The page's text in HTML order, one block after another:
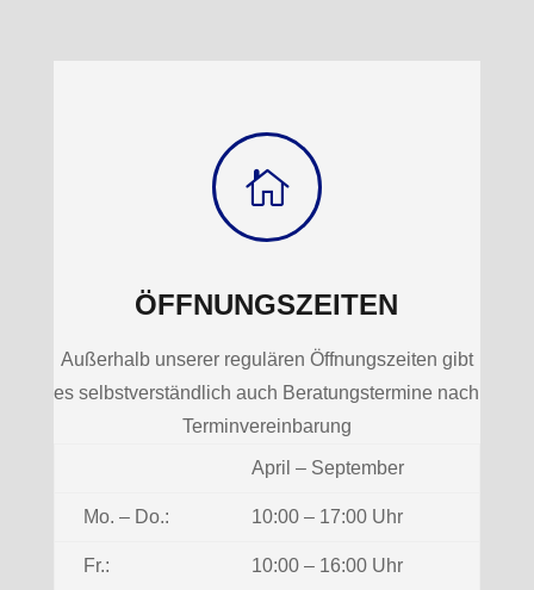

ÖFFNUNGSZEITEN
Außerhalb unserer regulären Öffnungszeiten gibt
es selbstverständlich auch Beratungstermine nach
Terminvereinbarung
April – September
Mo. – Do.: 10:00 – 17:00 Uhr
Fr.: 10:00 – 16:00 Uhr